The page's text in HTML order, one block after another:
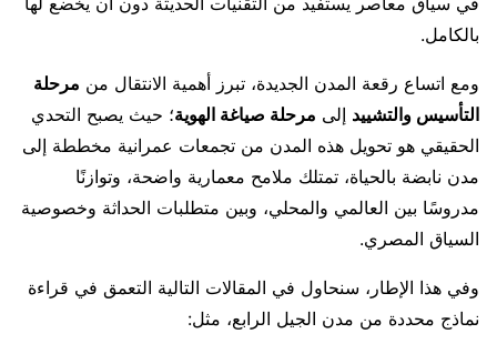
بالكامل.
ومع اتساع رقعة المدن الجديدة، تبرز أهمية الانتقال من مرحلة
التأسيس والتشييد إلى مرحلة صياغة الهوية؛ حيث يصبح التحدي
الحقيقي هو تحويل هذه المدن من تجمعات عمرانية مخططة إلى
مدن نابضة بالحياة، تمتلك ملامح معمارية واضحة، وتوازنًا
مدروسًا بين العالمي والمحلي، وبين متطلبات الحداثة وخصوصية
السياق المصري.
وفي هذا الإطار، سنحاول في المقالات التالية التعمق في قراءة
نماذج محددة من مدن الجيل الرابع، مثل: